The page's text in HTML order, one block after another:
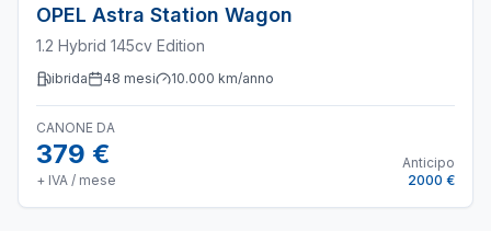
OPEL Astra Station Wagon
1.2 Hybrid 145cv Edition
ibrida 48 mesi 10.000 km/anno
CANONE DA
379 €
+ IVA / mese
Anticipo
2000 €